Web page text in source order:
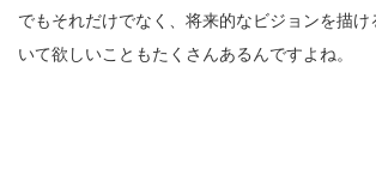
でもそれだけでなく、将来的なビジョンを描け
いて欲しいこともたくさんあるんですよね。